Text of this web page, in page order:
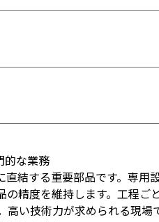
な業務
結する重要部品です。専用
精度を維持します。工程ご
高い技術力が求められる現場